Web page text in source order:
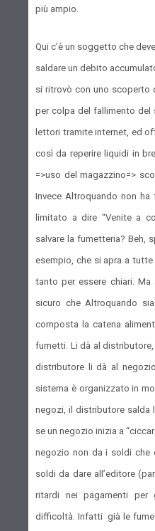
più ampio.
Qui c’è un soggetto che
saldare un debito
si ritrovò con uno scoperto
per colpa del fallimento del
lettori tramite internet, ed
così da reperire liquidi in
=>uso del magazzino=>
Invece Altroquando non
limitato a dire “Venite a
salvare la fumetteria? Beh,
esempio, che si apra a
tanto per essere chiari.
sicuro che Altroquando
composta la catena
fumetti. Li dà al
distributore li dà al
sistema è organizzato in
negozi, il distributore salda
se un negozio inizia a
negozio non da i soldi che
soldi da dare all’editore
ritardi nei pagamenti
difficoltà. Infatti già le